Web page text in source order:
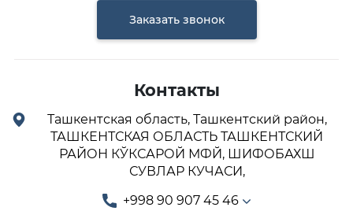
Заказать звонок
Контакты
Ташкентская область, Ташкентский район,
ТАШКЕНТСКАЯ ОБЛАСТЬ ТАШКЕНТСКИЙ
РАЙОН КЎКСАРОЙ МФЙ, ШИФОБАХШ
СУВЛАР КУЧАСИ,
+998 90 907 45 46